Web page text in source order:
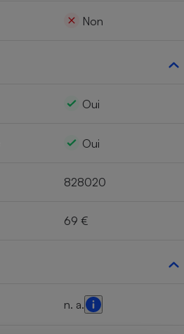
Non
Oui
Oui
828020
69 €
n. a.